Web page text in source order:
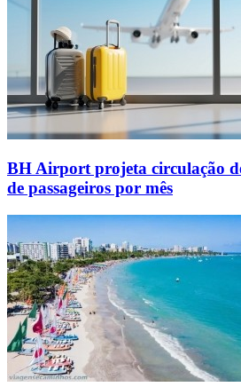
BH Airport projeta circulação
de passageiros por mês